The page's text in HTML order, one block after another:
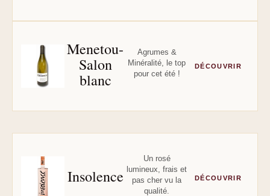
Menetou-
Salon
blanc
Agrumes &
Minéralité, le top
pour cet été !
DÉCOUVRIR
Insolence
Un rosé
lumineux, frais et
pas cher vu la
qualité.
DÉCOUVRIR